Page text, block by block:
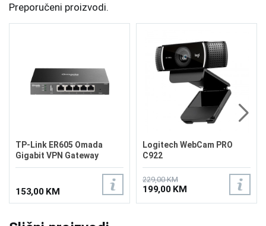
Preporučeni proizvodi.
TP-Link ER605 Omada
Gigabit VPN Gateway
Router
153,00 KM
Logitech WebCam PRO
C922
229,00 KM
199,00 KM